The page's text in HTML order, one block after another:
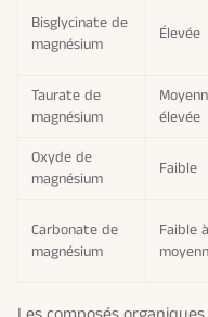
Bisglycinate de
magnésium
Élevée
Taurate de
magnésium
élevée
Oxyde de
magnésium
Faible
Carbonate de
magnésium
Faible à